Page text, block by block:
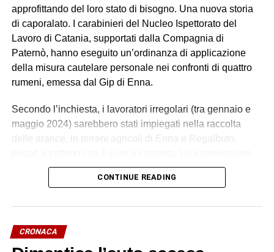
approfittando del loro stato di bisogno. Una nuova storia
di caporalato. I carabinieri del Nucleo Ispettorato del
Lavoro di Catania, supportati dalla Compagnia di
Paternò, hanno eseguito un’ordinanza di applicazione
della misura cautelare personale nei confronti di quattro
rumeni, emessa dal Gip di Enna.
Secondo l’inchiesta, i lavoratori irregolari (tra gennaio e
maggio 2024) sarebbero stati impiegati nella raccolta
delle arance, in terreni agricoli di Enna e Regalbuto,
palesemente difforme e sproporzionata rispetto ai minimi
contrattuali. Un impegno di circa 70 ore settimanali, senza
a lavorare e ad accettare le condizioni imposte dietro
violenza e minacce.
CONTINUE READING
CRONACA